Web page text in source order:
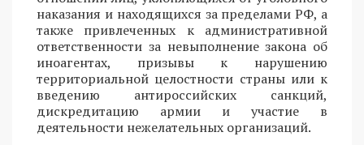
наказания и находящихся за пределами РФ, а
также привлеченных к административной
ответственности за невыполнение закона об
иноагентах, призывы к нарушению
территориальной целостности страны или к
введению антироссийских санкций,
дискредитацию армии и участие в
деятельности нежелательных организаций.